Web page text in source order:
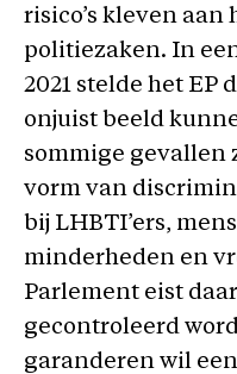
risico’s kleven
politiezaken. In
2021 stelde het EP
onjuist beeld
sommige gevallen
vorm van
bij LHBTI’ers,
minderheden en
Parlement eist
gecontroleerd
garanderen wil